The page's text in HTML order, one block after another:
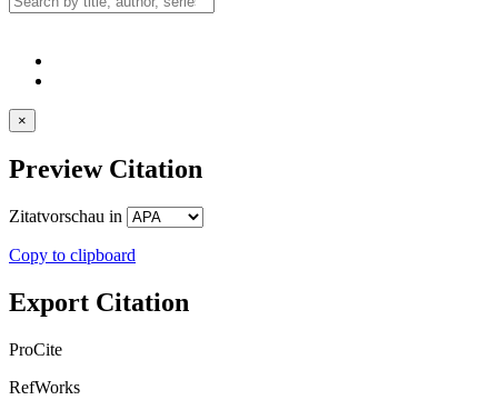
×
Preview Citation
Zitatvorschau in
Copy to clipboard
Export Citation
ProCite
RefWorks